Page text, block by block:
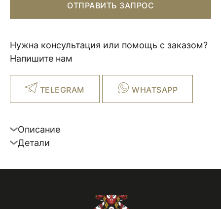
ОТПРАВИТЬ ЗАПРОС
Нужна консультация или помощь с заказом?
Напишите нам
TELEGRAM WHATSAPP
Описание
Детали